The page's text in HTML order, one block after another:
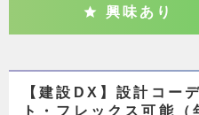
興味あり
【建設DX】設計コー
ト・フレックス可能